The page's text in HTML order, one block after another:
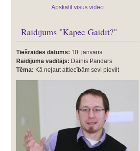
Apskatīt visus video
Raidījums "Kāpēc Gaidīt?"
Tiešraides datums: 10. janvāris
Raidījuma vadītājs: Dainis Pandars
Tēma: Kā neļaut attiecībām sevi pievilt